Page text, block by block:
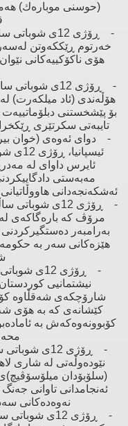
(حوسنی موبارەك)
خەرتوم ڕێككەوتن
هۆی ناكۆكییەكانی
هۆڵەندی (ئاد میلكەرت)
تایبەتی سكرتێری
- دوای ئەوەی (خوان
ئایرس داوای لە
مەبەستی
ئەشكەنجەدانی
مرۆڤ كە بارەگاكەی لە
بەرامبەر
هێزەكانی سەر بە
نیشتمانیی
شارۆچكەی شەقڵاوە
كێشانەی كە بە هۆی
كۆبوونەوەكەش بە
نێودەوڵەتی لە شاری
(سلۆبۆدان
ئەنجامدانی تاوانی
نەوەدەكانی